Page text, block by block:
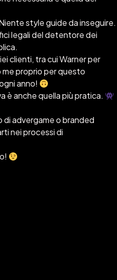
style guide da inseguire.
legali del detentore dei
clienti, tra cui Warner per
proprio per questo
anno!
è anche quella più pratica.
advergame o branded
nei processi di